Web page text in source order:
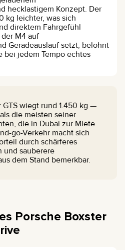
hecklastigem Konzept. Der
kg leichter, was sich
direktem Fahrgefühl
M4 auf
Geradeauslauf setzt, belohnt
bei jedem Tempo echtes
GTS wiegt rund 1.450 kg —
die meisten seiner
die in Dubai zur Miete
go-Verkehr macht sich
durch schärferes
und sauberere
dem Stand bemerkbar.
Porsche Boxster